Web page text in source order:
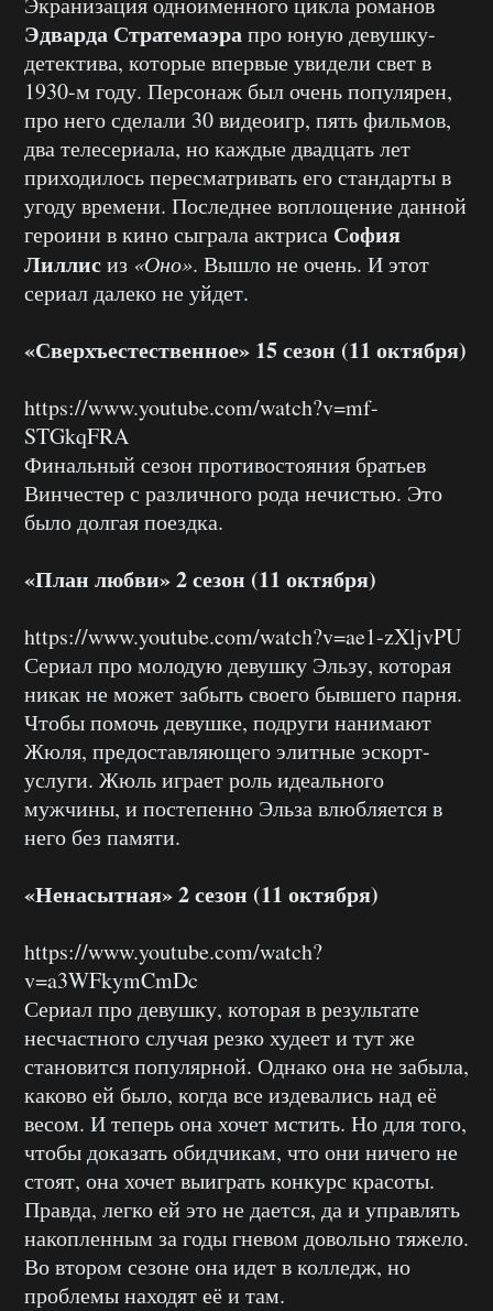
Эдварда Стратемаэрапро юную девушку-
детектива, которые впервые увидели свет в
1930-м году. Персонаж был очень популярен,
про него сделали 30 видеоигр, пять фильмов,
два телесериала, но каждые двадцать лет
приходилось пересматривать его стандарты в
угоду времени. Последнее воплощение данной
героини в кино сыграла актриса София
Лиллисиз «Оно». Вышло не очень. И этот
сериал далеко не уйдет.
«Сверхъестественное» 15 сезон (11 октября)
https://www.youtube.com/watch?v=mf-
STGkqFRA
Финальный сезон противостояния братьев
Винчестер с различного рода нечистью. Это
было долгая поездка.
«План любви» 2 сезон (11 октября)
https://www.youtube.com/watch?v=ae1-zXljvPU
Сериал про молодую девушку Эльзу, которая
никак не может забыть своего бывшего парня.
Чтобы помочь девушке, подруги нанимают
Жюля, предоставляющего элитные эскорт-
услуги. Жюль играет роль идеального
мужчины, и постепенно Эльза влюбляется в
него без памяти.
«Ненасытная» 2 сезон (11 октября)
https://www.youtube.com/watch?
v=a3WFkymCmDc
Сериал про девушку, которая в результате
несчастного случая резко худеет и тут же
становится популярной. Однако она не забыла,
каково ей было, когда все издевались над её
весом. И теперь она хочет мстить. Но для того,
чтобы доказать обидчикам, что они ничего не
стоят, она хочет выиграть конкурс красоты.
Правда, легко ей это не дается, да и управлять
накопленным за годы гневом довольно тяжело.
Во втором сезоне она идет в колледж, но
проблемы находят её и там.